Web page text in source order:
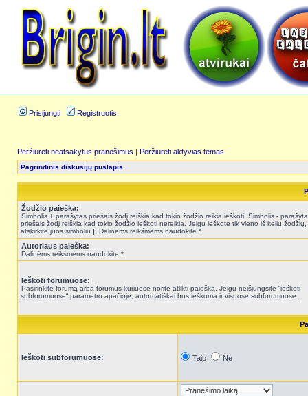
Prisijungti Registruotis
Peržiūrėti neatsakytus pranešimus | Peržiūrėti aktyvias temas
Pagrindinis diskusijų puslapis
Žodžio paieška:
Simbolis + parašytas priešais žodį reiškia kad tokio žodžio reikia ieškoti. Simbolis -
priešais žodį reiškia kad tokio žodžio ieškoti nereikia. Jeigu ieškote tik vieno iš kelių žodžių,
atskirkite juos simboliu | . Dalinėms reikšmėms naudokite *.
Autoriaus paieška:
Dalinėms reikšmėms naudokite *.
Ieškoti forumuose:
Pasirinkite forumą arba forumus kuriuose norite atlikti paiešką. Jeigu neišjungsite “ieškoti
subforumuose“ parametro apačioje, automatiškai bus ieškoma ir visuose subforumuose.
Ieškoti subforumuose: Taip Ne